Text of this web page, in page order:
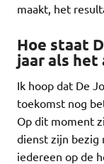
maakt, het
Hoe staat
jaar als het
Ik hoop dat De
toekomst nog
Op dit moment
dienst zijn bezig
iedereen op de